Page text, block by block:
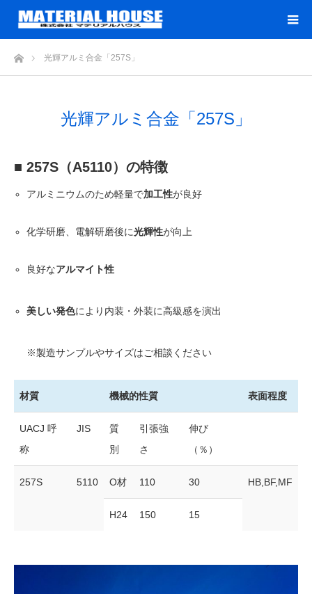
ホーム光輝アルミ合金「257S」
光輝アルミ合金「257S」
■ 257S（A5110）の特徴
アルミニウムのため軽量で加工性が良好
化学研磨、電解研磨後に光輝性が向上
良好なアルマイト性
美しい発色により内装・外装に高級感を演出
※製造サンプルやサイズはご相談ください
材質 機械的性質 表面程度
UACJ 呼
称
JIS
質
別
引張強
さ
伸び
（％）
257S 5110 O材 110 30 HB,BF,MF
H24 150 15